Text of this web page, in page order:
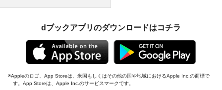
dブックアプリのダウンロードはコチラ
Appleのロゴ、App Storeは、米国もしくはその他の国や地域におけるApple Inc.の商標で
す。App Storeは、Apple Inc.のサービスマークです。